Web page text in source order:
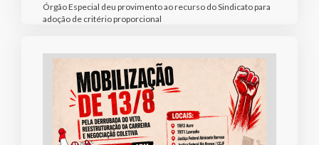
Órgão Especial deu provimento ao recurso do Sindicato para
adoção de critério proporcional